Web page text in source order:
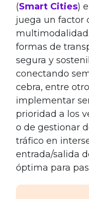
(Smart Cities)
juega un factor
formas de
segura y
conectando
cebra, entre
implementar
prioridad a los
o de gestionar
tráfico en
entrada/salida
óptima para